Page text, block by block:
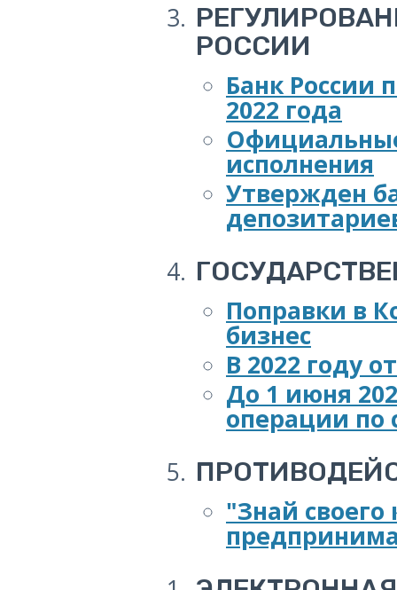
РОССИИ
Банк России
2022 года
исполнения
Утвержден
Поправки в
бизнес
В 2022 году
До 1 июня
операции по
"Знай